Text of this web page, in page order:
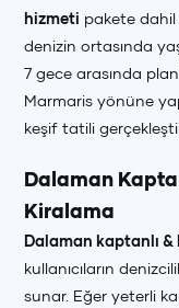
hizmeti pakete dahil
denizin ortasında
7 gece arasında
Marmaris yönüne
keşif tatili
Dalaman
Kiralama
Dalaman kaptanlı
kullanıcıların
sunar. Eğer yeterli